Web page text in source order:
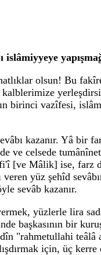
olsun! Bu
birinci vazîfesi,
kazanır. Yâ bir
celsede
[ve Mâlik] ise, farz
yüz şehîd
sevâb kazanır.
yüzlerle lira
başkasının bir
"rahmetullahi
için, üç